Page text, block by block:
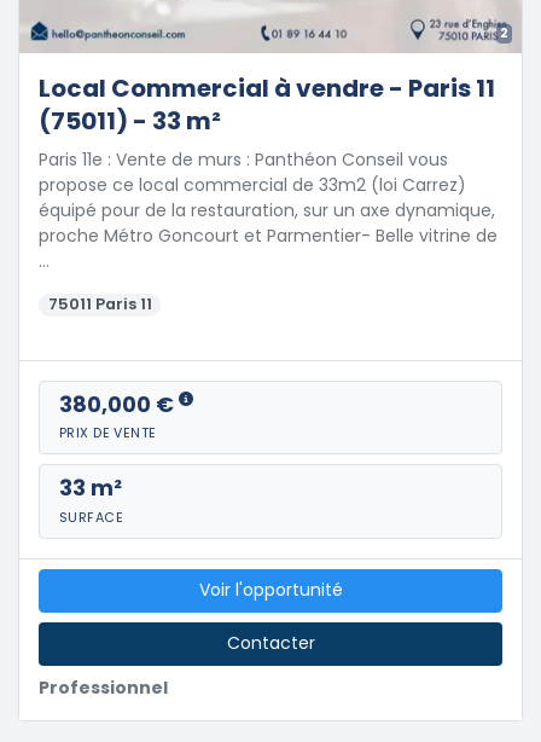
2
Local Commercial à vendre - Paris 11
(75011) - 33 m²
Paris 11e : Vente de murs : Panthéon Conseil vous
propose ce local commercial de 33m2 (loi Carrez)
équipé pour de la restauration, sur un axe dynamique,
proche Métro Goncourt et Parmentier- Belle vitrine de
…
75011 Paris 11
380,000 €
PRIX DE VENTE
33 m²
SURFACE
Professionnel
Voir l'opportunité
Contacter